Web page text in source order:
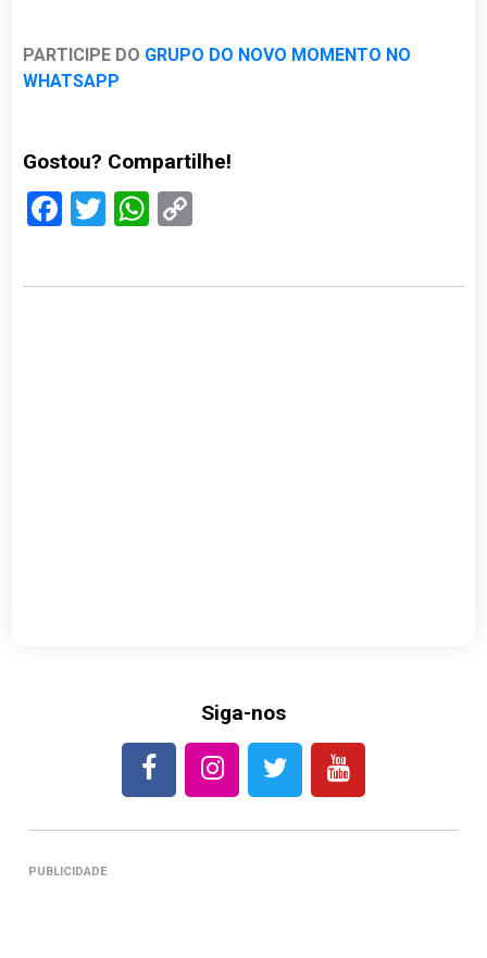
PARTICIPE DO GRUPO DO NOVO MOMENTO NO
WHATSAPP
Gostou? Compartilhe!
Facebook
TwitterWhatsApp
Siga-nos
PUBLICIDADE